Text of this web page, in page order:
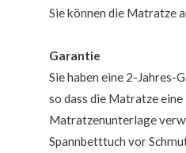
Sie können die Matratze
Garantie
Sie haben eine 2-
so dass die Matratze
Matratzenunterlage
Spannbetttuch vor